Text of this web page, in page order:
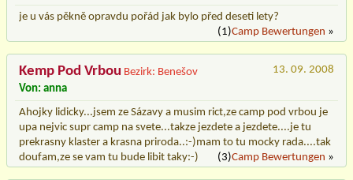
je u vás pěkně opravdu pořád jak bylo před deseti lety?
(1)Camp Bewertungen »
Kemp Pod Vrbou Bezirk: Benešov
13. 09. 2008
Von: anna
Ahojky lidicky...jsem ze Sázavy a musim rict,ze camp pod vrbou je
upa nejvic supr camp na svete...takze jezdete a jezdete....je tu
prekrasny klaster a krasna priroda..:-)mam to tu mocky rada....tak
doufam,ze se vam tu bude libit taky:-)
(3)Camp Bewertungen »